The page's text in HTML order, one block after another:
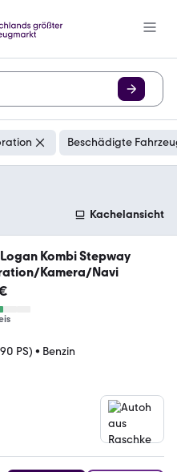
Beschädigte
Kachelansicht
Kombi Stepway
Kamera/Navi
PS) • Benzin